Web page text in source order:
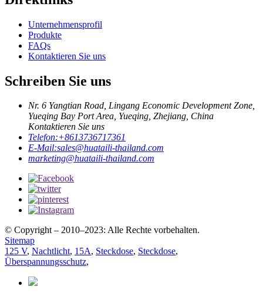
Unternehmensprofil
Produkte
FAQs
Kontaktieren Sie uns
Schreiben Sie uns
Nr. 6 Yangtian Road, Lingang Economic Development Zone,
Yueqing Bay Port Area, Yueqing, Zhejiang, China
Kontaktieren Sie uns
Telefon:+8613736717361
E-Mail:sales@huataili-thailand.com
marketing@huataili-thailand.com
© Copyright – 2010–2023: Alle Rechte vorbehalten.
Sitemap
125 V, Nachtlicht, 15A, Steckdose, Steckdose,
Überspannungsschutz,